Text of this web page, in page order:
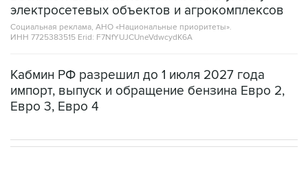
электросетевых объектов и агрокомплексов
Социальная реклама, АНО «Национальные приоритеты».
ИНН 7725383515 Erid: F7NfYUJCUneVdwcydK6A
Кабмин РФ разрешил до 1 июля 2027 года
импорт, выпуск и обращение бензина Евро 2,
Евро 3, Евро 4